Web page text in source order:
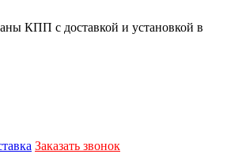
КПП с доставкой и установкой в
Заказать звонок